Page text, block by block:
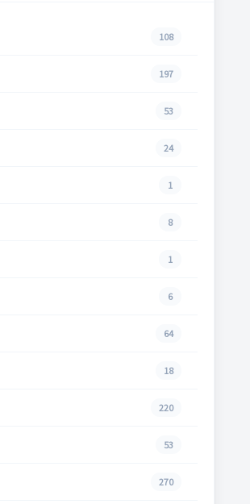
108
197
53
24
1
8
1
6
64
18
220
53
270